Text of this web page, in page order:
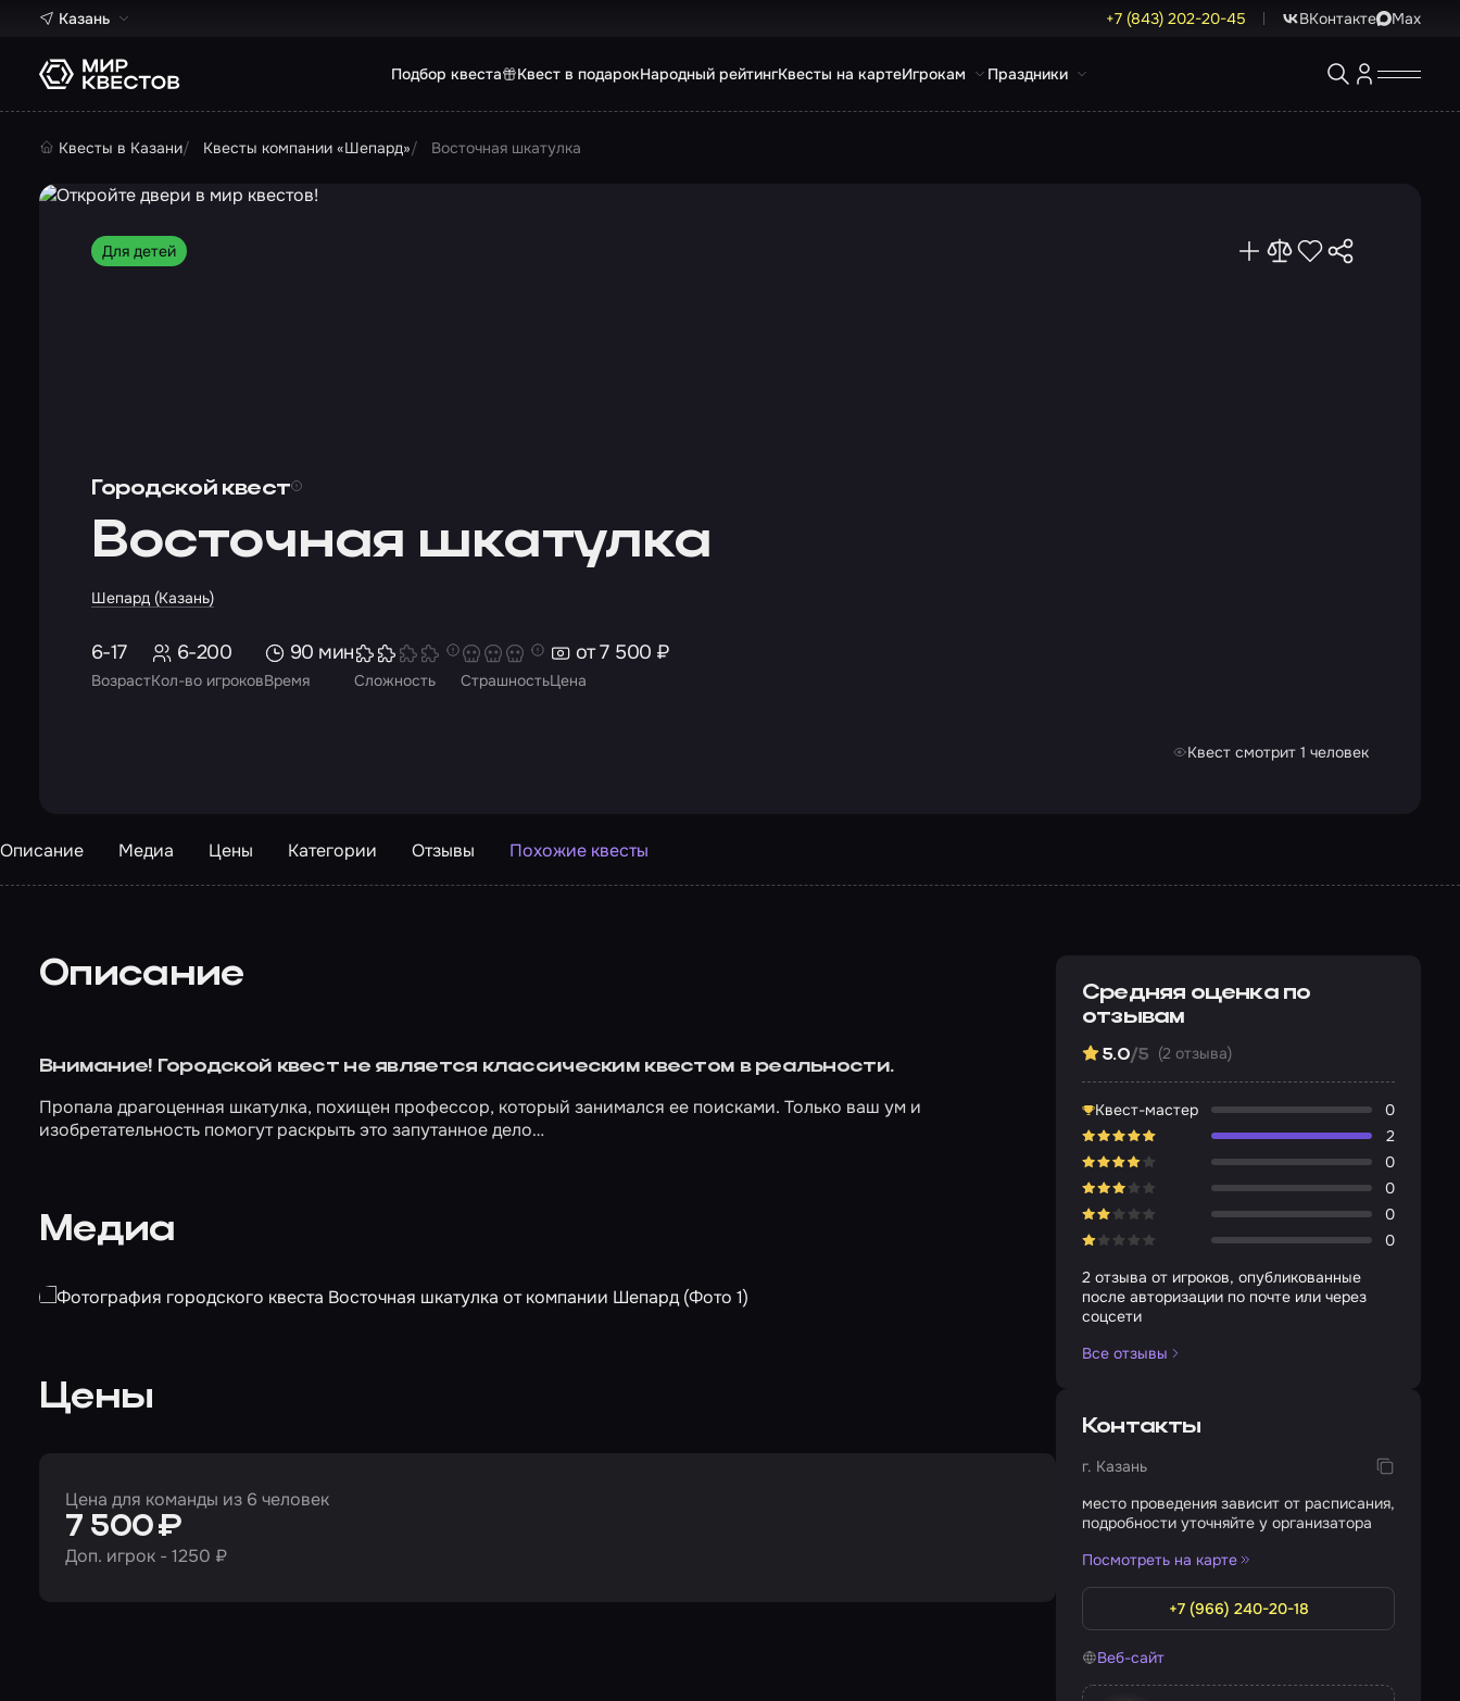
Казань +7 (843) 202-20-45 ВКонтакте Max
Подбор квеста Квест в подарокНародный рейтингКвесты на картеИгрокам Праздники
Квесты в Казани Квесты компании «Шепард» Восточная шкатулка
Для детей
Городской квест
Восточная шкатулка
Шепард (Казань)
Возраст
6-17
Кол-во игроков
6-200
Время
90 мин
Сложность СтрашностьЦена
от 7 500 ₽
Квест смотрит 1 человек
Описание Медиа Цены Категории Отзывы Похожие квесты
Описание
Внимание! Городской квест не является классическим квестом в реальности.
Пропала драгоценная шкатулка, похищен профессор, который занимался ее поисками. Только ваш ум и
изобретательность помогут раскрыть это запутанное дело…
Медиа
Цены
Цена для команды из 6 человек
7 500 ₽
Доп. игрок - 1250 ₽
Средняя оценка по
отзывам
5.0/5 (2 отзыва)
Квест-мастер
0
2
0
0
0
0
2 отзыва от игроков, опубликованные
после авторизации по почте или через
соцсети
Все отзывы
Контакты
г. Казань
место проведения зависит от расписания,
подробности уточняйте у организатора
Посмотреть на карте
+7 (966) 240-20-18
Веб-сайт